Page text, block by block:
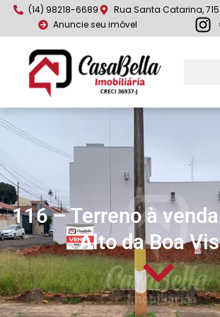
(14) 98218-6689
Rua Santa Catarina,
Anuncie seu imóvel
116 – Terreno à
Alto da Boa